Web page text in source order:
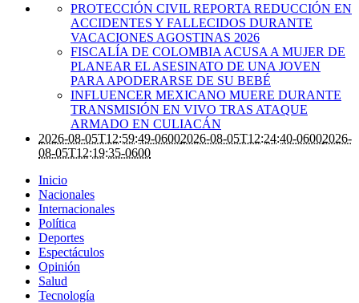
PROTECCIÓN CIVIL REPORTA REDUCCIÓN EN
ACCIDENTES Y FALLECIDOS DURANTE
VACACIONES AGOSTINAS 2026
FISCALÍA DE COLOMBIA ACUSA A MUJER DE
PLANEAR EL ASESINATO DE UNA JOVEN
PARA APODERARSE DE SU BEBÉ
INFLUENCER MEXICANO MUERE DURANTE
TRANSMISIÓN EN VIVO TRAS ATAQUE
ARMADO EN CULIACÁN
2026-08-05T12:59:49-06002026-08-05T12:24:40-06002026-
08-05T12:19:35-0600
Inicio
Nacionales
Internacionales
Política
Deportes
Espectáculos
Opinión
Salud
Tecnología